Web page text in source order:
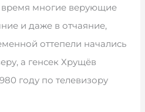
время многие верующие
и даже в отчаяние,
оттепели начались
а генсек Хрущёв
году по телевизору